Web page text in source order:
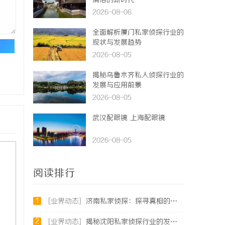
2026-08-06
全面解析厦门私家侦探行业的
现状与发展趋势
2026-08-05
揭秘乌鲁木齐私人侦探行业的
发展与应用前景
2026-08-05
武汉配眼镜 上海配眼镜
2026-08-05
阅读排行
1 [业界动态] 济南私家侦探：探寻真相的隐秘守护者
2 [业界动态] 揭秘沈阳私家侦探行业的发展与应用：专业侦探服务的全方位解析